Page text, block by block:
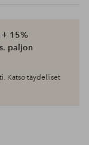
+ 15%
paljon
Katso täydelliset